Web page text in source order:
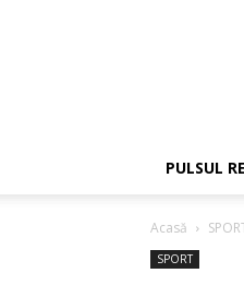
PULSUL
Acasă
SPORT